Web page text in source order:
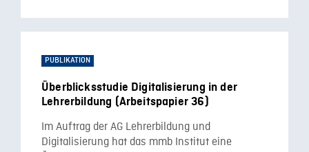
PUBLIKATION
Überblicksstudie Digitalisierung in der
Lehrerbildung (Arbeitspapier 36)
Im Auftrag der AG Lehrerbildung und
Digitalisierung hat das mmb Institut eine